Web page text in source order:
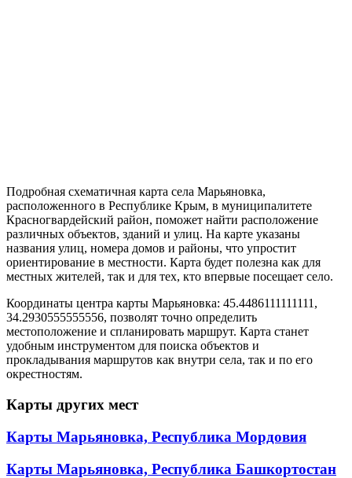
Подробная схематичная карта села Марьяновка,
расположенного в Республике Крым, в муниципалитете
Красногвардейский район, поможет найти расположение
различных объектов, зданий и улиц. На карте указаны
названия улиц, номера домов и районы, что упростит
ориентирование в местности. Карта будет полезна как для
местных жителей, так и для тех, кто впервые посещает село.
Координаты центра карты Марьяновка: 45.4486111111111,
34.2930555555556, позволят точно определить
местоположение и спланировать маршрут. Карта станет
удобным инструментом для поиска объектов и
прокладывания маршрутов как внутри села, так и по его
окрестностям.
Карты других мест
Карты Марьяновка, Республика Мордовия
Карты Марьяновка, Республика Башкортостан